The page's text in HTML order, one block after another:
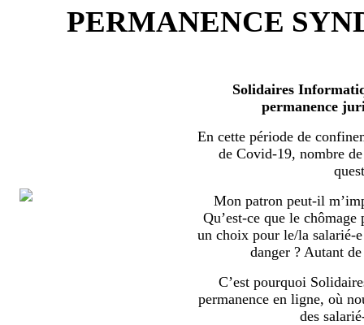
PERMANENCE
Solidaires
permanence
En cette période de
de Covid-19, nombre
Mon patron peut-il
Qu’est-ce que le
un choix pour le/la salarié-
danger ? Autant
C’est pourquoi
permanence en ligne, où
des